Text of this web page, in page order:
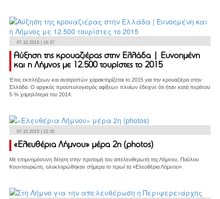
07.10.2015 | 16:37
Αύξηση της κρουαζιέρας στην Ελλάδα | Ευνοημένη
και η Λήμνος με 12.500 τουρίστες το 2015
Έτος εκπλήξεων και ανατροπών χαρακτηρίζεται το 2015 για την κρουαζιέρα στην
Ελλάδα. Ο αρχικός προϋπολογισμός αφίξεων πλοίων έδειχνε ότι ήταν κατά περίπου
5 % χαμηλότερα του 2014.
07.10.2015 | 12:35
«Ελευθέρια Λήμνου» μέρα 2η (photos)
Με επιμνημόσυνη δέηση στην προτομή του απελευθερωτή της Λήμνου, Παύλου
Κουντουριώτη, ολοκληρώθηκαν σήμερα το πρωί τα «Ελευθέρια Λήμνου».